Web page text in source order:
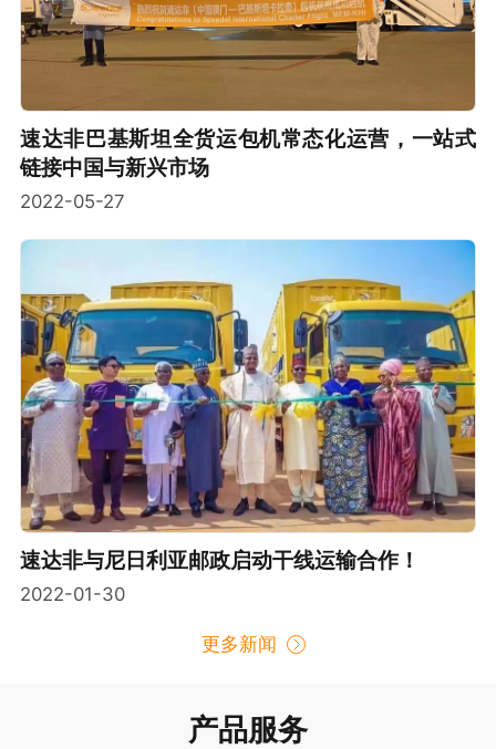
速达非巴基斯坦全货运包机常态化运营，一站式
链接中国与新兴市场
2022-05-27
速达非与尼日利亚邮政启动干线运输合作！
2022-01-30
更多新闻
产品服务